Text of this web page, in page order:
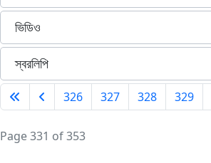
ভিডিও
স্বরলিপি
326 327 328 329
Page 331 of 353